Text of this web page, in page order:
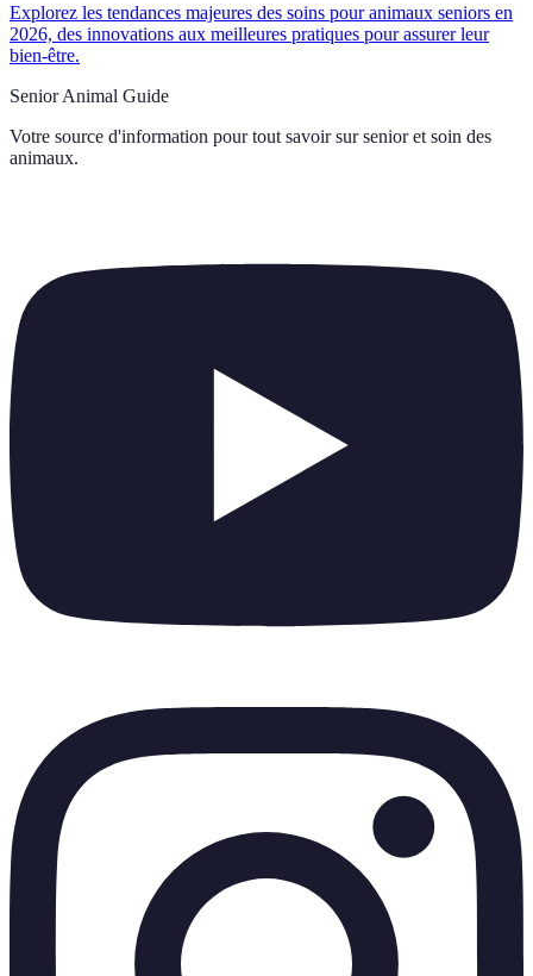
Explorez les tendances majeures des soins pour animaux seniors en
2026, des innovations aux meilleures pratiques pour assurer leur
bien-être.
Senior Animal Guide
Votre source d'information pour tout savoir sur senior et soin des
animaux.